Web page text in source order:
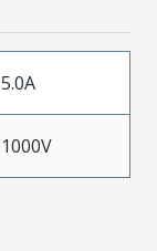
5.0A
1000V